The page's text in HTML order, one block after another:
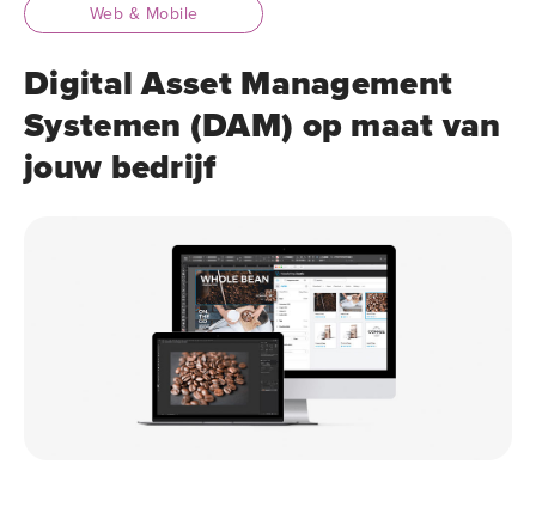
Web & Mobile
Digital Asset Management
Systemen (DAM) op maat van
jouw bedrijf